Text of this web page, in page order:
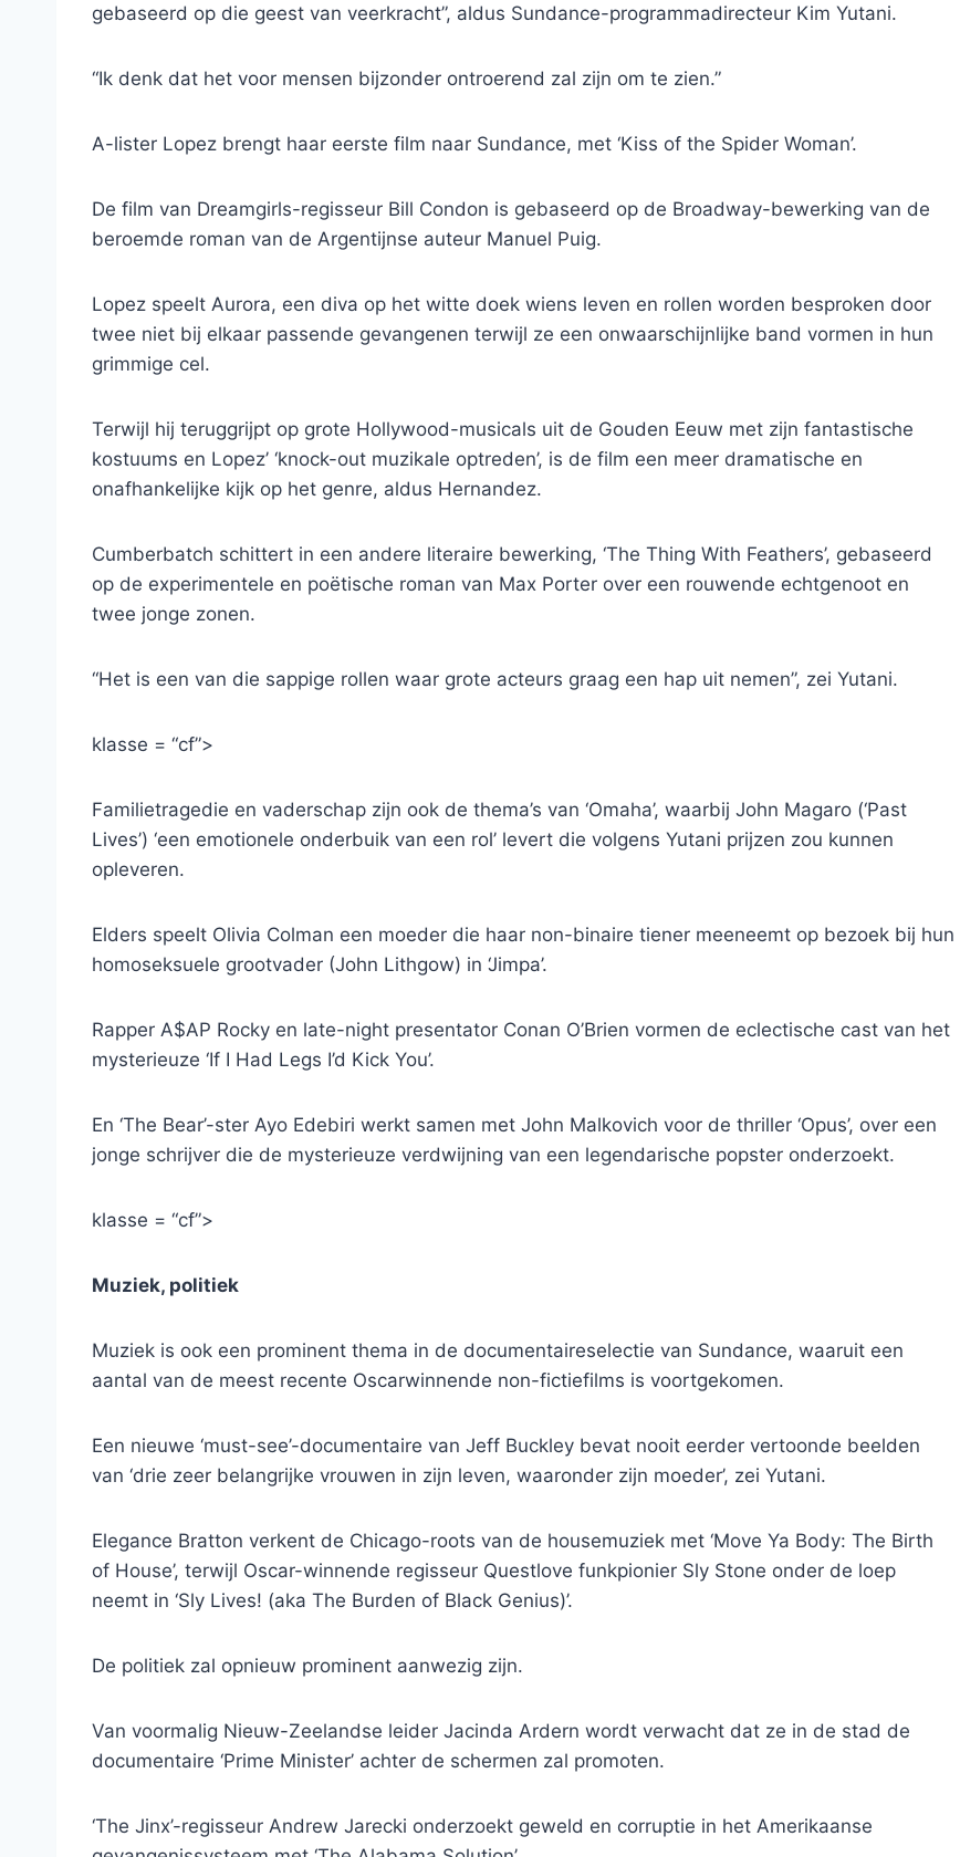
gebaseerd op die geest van veerkracht”, aldus Sundance-programmadirecteur Kim Yutani.
“Ik denk dat het voor mensen bijzonder ontroerend zal zijn om te zien.”
A-lister Lopez brengt haar eerste film naar Sundance, met ‘Kiss of the Spider Woman’.
De film van Dreamgirls-regisseur Bill Condon is gebaseerd op de Broadway-bewerking van de
beroemde roman van de Argentijnse auteur Manuel Puig.
Lopez speelt Aurora, een diva op het witte doek wiens leven en rollen worden besproken door
twee niet bij elkaar passende gevangenen terwijl ze een onwaarschijnlijke band vormen in hun
grimmige cel.
Terwijl hij teruggrijpt op grote Hollywood-musicals uit de Gouden Eeuw met zijn fantastische
kostuums en Lopez’ ‘knock-out muzikale optreden’, is de film een ​​meer dramatische en
onafhankelijke kijk op het genre, aldus Hernandez.
Cumberbatch schittert in een andere literaire bewerking, ‘The Thing With Feathers’, gebaseerd
op de experimentele en poëtische roman van Max Porter over een rouwende echtgenoot en
twee jonge zonen.
“Het is een van die sappige rollen waar grote acteurs graag een hap uit nemen”, zei Yutani.
klasse = “cf”>
Familietragedie en vaderschap zijn ook de thema’s van ‘Omaha’, waarbij John Magaro (‘Past
Lives’) ‘een emotionele onderbuik van een rol’ levert die volgens Yutani prijzen zou kunnen
opleveren.
Elders speelt Olivia Colman een moeder die haar non-binaire tiener meeneemt op bezoek bij hun
homoseksuele grootvader (John Lithgow) in ‘Jimpa’.
Rapper A$AP Rocky en late-night presentator Conan O’Brien vormen de eclectische cast van het
mysterieuze ‘If I Had Legs I’d Kick You’.
En ‘The Bear’-ster Ayo Edebiri werkt samen met John Malkovich voor de thriller ‘Opus’, over een
jonge schrijver die de mysterieuze verdwijning van een legendarische popster onderzoekt.
klasse = “cf”>
Muziek, politiek
Muziek is ook een prominent thema in de documentaireselectie van Sundance, waaruit een
aantal van de meest recente Oscarwinnende non-fictiefilms is voortgekomen.
Een nieuwe ‘must-see’-documentaire van Jeff Buckley bevat nooit eerder vertoonde beelden
van ‘drie zeer belangrijke vrouwen in zijn leven, waaronder zijn moeder’, zei Yutani.
Elegance Bratton verkent de Chicago-roots van de housemuziek met ‘Move Ya Body: The Birth
of House’, terwijl Oscar-winnende regisseur Questlove funkpionier Sly Stone onder de loep
neemt in ‘Sly Lives! (aka The Burden of Black Genius)’.
De politiek zal opnieuw prominent aanwezig zijn.
Van voormalig Nieuw-Zeelandse leider Jacinda Ardern wordt verwacht dat ze in de stad de
documentaire ‘Prime Minister’ achter de schermen zal promoten.
‘The Jinx’-regisseur Andrew Jarecki onderzoekt geweld en corruptie in het Amerikaanse